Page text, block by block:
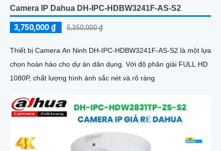
Camera IP Dahua DH-IPC-HDBW3241F-AS-S2
3,750,000 ₫ 5,350,000 ₫
Thiết bị Camera An Ninh DH-IPC-HDBW3241F-AS-S2 là một lựa
chọn hoàn hảo cho dự án dân dụng. Với độ phân giải FULL HD
1080P, chất lượng hình ảnh sắc nét và rõ ràng